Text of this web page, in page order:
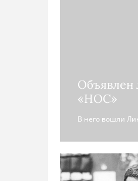
Объявлен
«НОС»
В него вошли